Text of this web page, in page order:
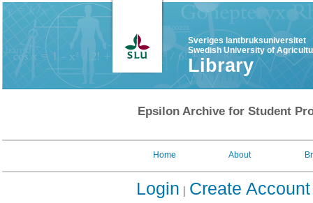
Sveriges lantbruksuniversitet
Swedish University of
Library
Epsilon Archive for Student
Home About
Login Create Account